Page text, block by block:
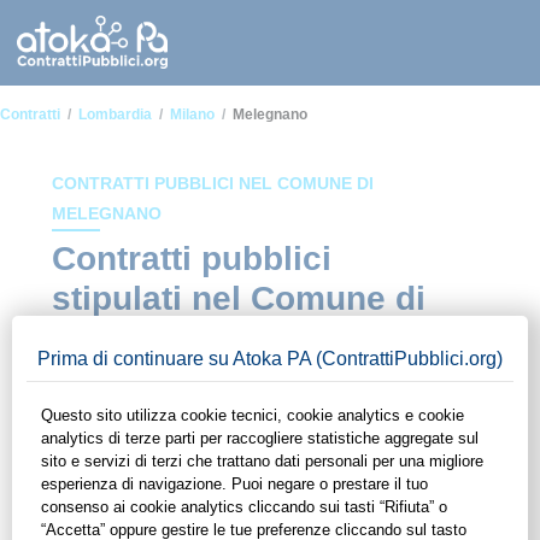
Contratti Lombardia Milano Melegnano
CONTRATTI PUBBLICI NEL COMUNE DI
MELEGNANO
Contratti pubblici
stipulati nel Comune di
all'interno del Comune di Melegnano. Grazie alle funzionalità
di ContrattiPubblici.org potrai monitorare la scadenza dei
contratti pubblici di tuo interesse e programmare la tua attività
commerciale con le Pubbliche Amministrazioni con largo
anticipo. Il servizio di ContrattiPubblici.org offre agli utenti 7
giorni di prova gratuiti per avere l'opportunità di conoscere e